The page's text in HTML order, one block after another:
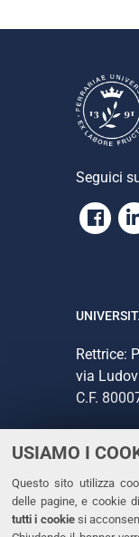
USIAMO I
Questo sito utilizza
delle pagine, e cookie
tutti i cookiesi
Seguici
Rettrice:
via
C.F.
CONTATTI
Tel. +39
Fax. +39
PEC